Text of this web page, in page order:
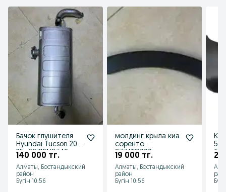
Бачок глушителя
Hyundai Tucson 20-
25г 28710N9340
140 000 тг.
Алматы, Бостандыкский
район
Бүгін 10:56
молдинг крыла киа
соренто
87741P2000
sorento 87742P
19 000 тг.
Алматы, Бостандыкский
район
Бүгін 10:56
5